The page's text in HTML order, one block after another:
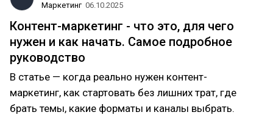
Маркетинг 06.10.2025
Контент-маркетинг - что это, для чего
нужен и как начать. Самое подробное
руководство
В статье — когда реально нужен контент-
маркетинг, как стартовать без лишних трат, где
брать темы, какие форматы и каналы выбрать.